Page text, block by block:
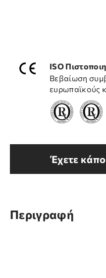
ISO
Βεβαίωση
ευρωπαϊκούς
Έχετε
Περιγραφή